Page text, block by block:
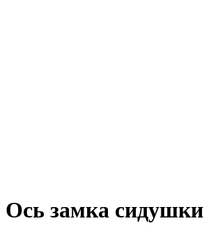
Ось замка сидушки